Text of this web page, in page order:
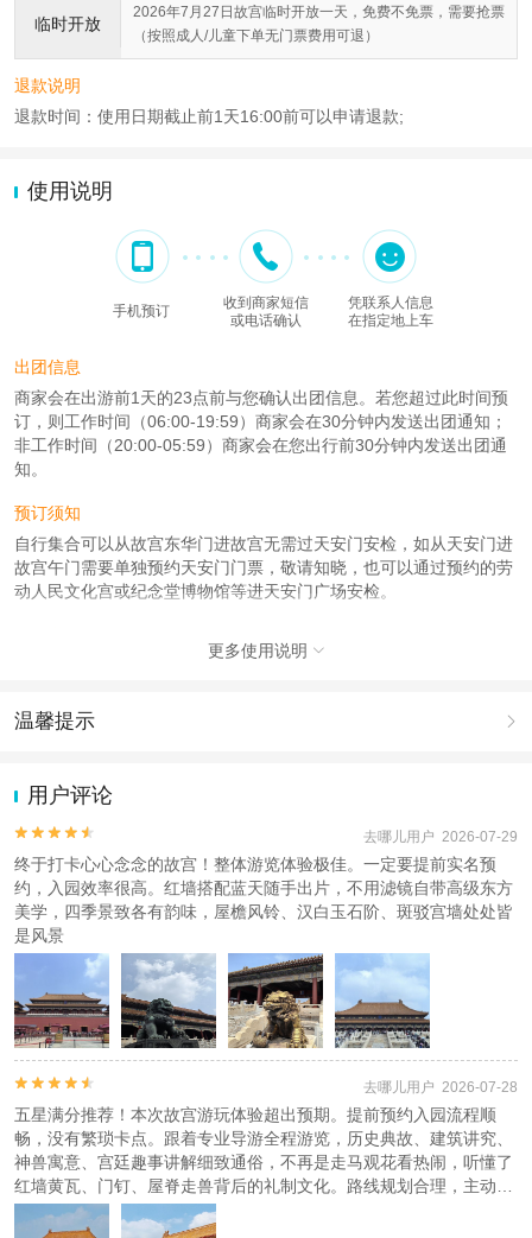
临时开放
2026年7月27日故宫临时开放一天，免费不免票，需要抢票
（按照成人/儿童下单无门票费用可退）
退款说明
退款时间：使用日期截止前1天16:00前可以申请退款;
使用说明
手机预订
收到商家短信
或电话确认
凭联系人信息
在指定地上车
出团信息
商家会在出游前1天的23点前与您确认出团信息。若您超过此时间预
订，则工作时间（06:00-19:59）商家会在30分钟内发送出团通知；
非工作时间（20:00-05:59）商家会在您出行前30分钟内发送出团通
知。
预订须知
自行集合可以从故宫东华门进故宫无需过天安门安检，如从天安门进
故宫午门需要单独预约天安门门票，敬请知晓，也可以通过预约的劳
动人民文化宫或纪念堂博物馆等进天安门广场安检。
出票成功不会告知，刷下单预留证件入园参观（儿童无证件请携带户
口本）、导游在您出行日期前一天23点前会以短信或电话方式联系
话；导游开始讲解后无法接听电话，迟到视为放弃该行程，自行游览
景区，不做任何退费。
产品说明
持有港澳居民往返内地通行证客人，可选台胞证填写，只填写数字部
分，把证件信息单独发个客服
注意事项
如下单此产品不可多家店铺重复下单或自行抢票，因此会产生我们团
队票冲突影响我们团队名单出票，会提示，如造成此严重后果不退任
何费用。
故宫如遇节假日出票比较难，提前7天20点抢票，尽量按照所选【上/
下】午出票，如遇所选场次没放票原因，没按照所选场次出票客服会
提前联系沟通，如造成您其他行程冲突概不负责！敬请谅解
查看 《工商执照信息》
更多使用说明 
温馨提示 
动（如跳伞、潜水、滑雪等）前，请务必仔细阅读
2.为普及旅游安全知识及旅游文明公约，使您的旅程顺利圆满完成，
特制定《去哪儿网旅游安全手册》 ，请您认真阅读并切实遵守。
用户评论

 去哪儿用户 2026-07-29
终于打卡心心念念的故宫！整体游览体验极佳。一定要提前实名预
约，入园效率很高。红墙搭配蓝天随手出片，不用滤镜自带高级东方
美学，四季景致各有韵味，屋檐风铃、汉白玉石阶、斑驳宫墙处处皆
是风景

 去哪儿用户 2026-07-28
五星满分推荐！本次故宫游玩体验超出预期。提前预约入园流程顺
畅，没有繁琐卡点。跟着专业导游全程游览，历史典故、建筑讲究、
神兽寓意、宫廷趣事讲解细致通俗，不再是走马观花看热闹，听懂了
红墙黄瓦、门钉、屋脊走兽背后的礼制文化。路线规划合理，主动带
我们避开人流扎堆点位，小众巷子、东筒子夹道拍照氛围感拉满，还
贴心帮忙找机位拍照。